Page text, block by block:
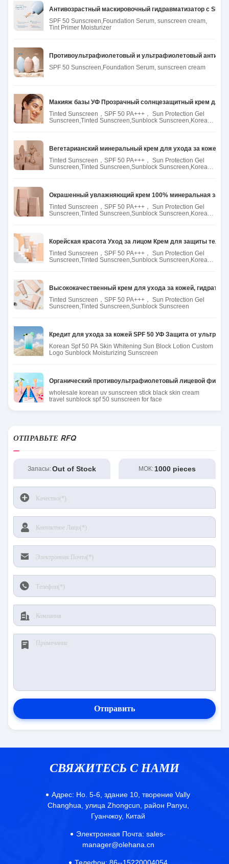
Антивозрастный маскировочный гидравматизатор с SPF
SPF 50 Sunscreen,Foundation Serum, sunscreen cream,
Tint Primer Moisturizer
Противоультрафиолетовый и ультрафиолетовый
SPF 50 Sunscreen,Foundation Serum, sunscreen cream
Макияж базы УФ Прозрачный солнцезащитный крем для
Tinted Sunscreen，SPF 50 PA+++， Sun Protection Gel
Sunscreen,Tinted Sunscreen,Sunblock Sunscreen,Korean
Вегетарианский минеральный крем для ухода за кожей
Tinted Sunscreen，SPF 50 PA+++， Sun Protection Gel
Sunscreen,Tinted Sunscreen,Sunblock Sunscreen,Korean
Окрашенный увлажняющий крем 100% минеральная
Tinted Sunscreen，SPF 50 PA+++， Sun Protection Gel
Sunscreen,Tinted Sunscreen,Sunblock Sunscreen,Korean
Корейская красота Уход за лицом Крем для защиты
Tinted Sunscreen，SPF 50 PA+++， Sun Protection Gel
Sunscreen,Tinted Sunscreen,Sunblock Sunscreen,Korean
Высококачественный крем для ухода за кожей,
Tinted Sunscreen，SPF 50 PA+++， Sun Protection Gel
Sunscreen,Tinted Sunscreen,Sunblock Sunscreen
Кредит для ухода за кожей SPF 50 УФ Защита от
Korean Spf 50 PA Skin Whitening Sun Block Lotion Custom
Logo Sunblock Moisturizing Sunscreen
Органический противоультрафиолетовый лицевой
wholesale korean uv sunscreen stick black skin cream
travel sunblock spf 50 sunscreen for face
ОТПРАВЬТЕ RFQ
Запасы:Out of Stock МОК: 1000 pieces
Отправить
СВЯЖИТЕСЬ С НАМИ
Адрес: Но. 5-6, здание 10, творение Vally
Changhua, улица Zhongcun, район Panyu,
Гуанчжоу, Китай
Электронная Почта: sales-
manager@olehana.cn